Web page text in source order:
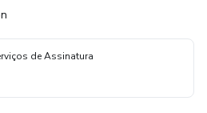
de Assinatura